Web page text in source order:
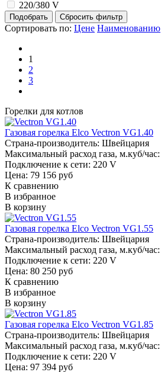
220/380 V
Сортировать по: Цене Наименованию
1
2
3
Горелки для котлов
Газовая горелка Elco Vectron VG1.40
Страна-производитель: Швейцария
Максимальный расход газа, м.куб/час:
Подключение к сети: 220 V
Цена: 79 156 руб
К сравнению
В избранное
В корзину
Газовая горелка Elco Vectron VG1.55
Страна-производитель: Швейцария
Максимальный расход газа, м.куб/час:
Подключение к сети: 220 V
Цена: 80 250 руб
К сравнению
В избранное
В корзину
Газовая горелка Elco Vectron VG1.85
Страна-производитель: Швейцария
Максимальный расход газа, м.куб/час:
Подключение к сети: 220 V
Цена: 97 394 руб